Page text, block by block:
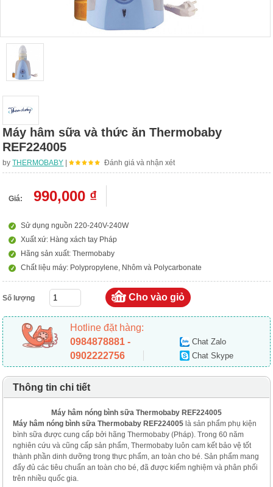
Máy hâm sữa và thức ăn Thermobaby
REF224005
byTHERMOBABY | Đánh giá và nhận xét
Giá: 990,000 ₫
Sử dụng nguồn 220-240V-240W
Xuất xứ: Hàng xách tay Pháp
Hãng sản xuất: Thermobaby
Chất liệu máy: Polypropylene, Nhôm và Polycarbonate
Số lượng
Hotline đặt hàng:
0984878881 -
0902222756
Chat Zalo
Chat Skype
Thông tin chi tiết
Máy hâm nóng bình sữa Thermobaby REF224005
Máy hâm nóng bình sữa Thermobaby REF224005 là sản phẩm phụ kiện
bình sữa được cung cấp bởi hãng Thermobaby (Pháp). Trong 60 năm
nghiên cứu và cũng cấp sản phẩm, Thermobaby luôn cam kết bảo vệ tốt
thành phần dinh dưỡng trong thực phẩm, an toàn cho bé. Sản phẩm mang
đẩy đủ các tiêu chuẩn an toàn cho bé, đã được kiểm nghiệm và phân phối
trên nhiều quốc gia.